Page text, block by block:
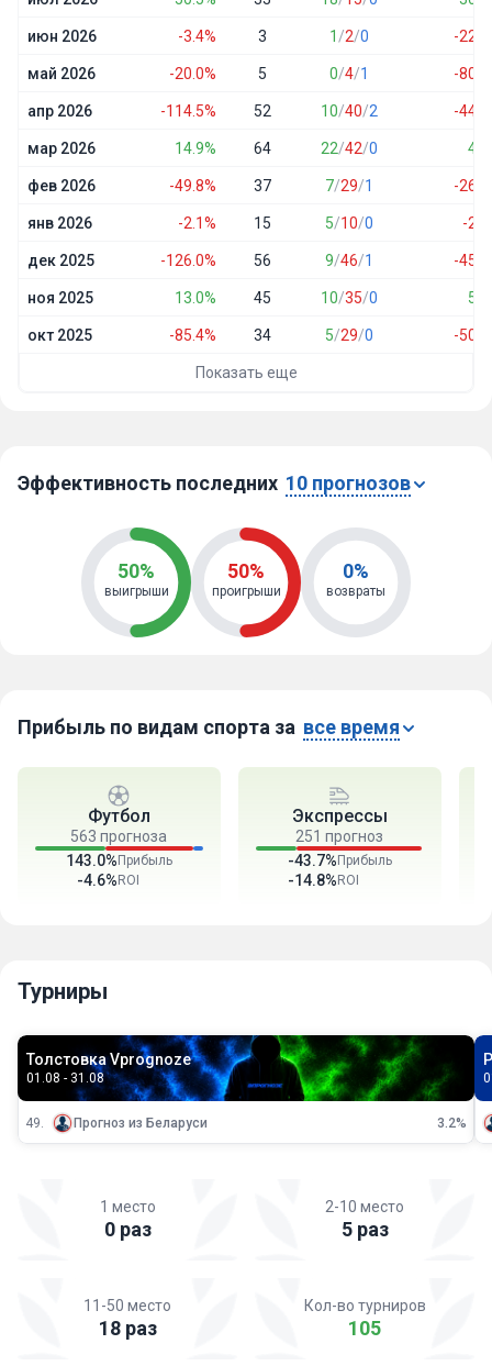
июн 2026 -3.4% 3 1 /2/0 -22.7
май 2026 -20.0% 5 0/4/1 -80.0
апр 2026 -114.5% 52 10/40/2 -44.0
мар 2026 14.9% 64 22/42/0 4.6
фев 2026 -49.8% 37 7/29/1 -26.9
янв 2026 -2.1% 15 5/10/0 -2.7
дек 2025 -126.0% 56 9/46/1 -45.0
ноя 2025 13.0% 45 10/35/0 5.8
окт 2025 -85.4% 34 5/29/0 -50.8
Показать еще
Эффективность последних 10 прогнозов
50%
выигрыши
50%
проигрыши
0%
возвраты
Прибыль по видам спорта за все время
Футбол
563 прогноза
143.0%
-4.6%
Прибыль
ROI
Экспрессы
251 прогноз
-43.7%
-14.8%
Прибыль
ROI
Турниры
Толстовка Vprognoze
01.08 - 31.08
49. Прогноз из Беларуси 3.2%
1 место
0 раз
2-10 место
5 раз
11-50 место
18 раз
Кол-во турниров
105